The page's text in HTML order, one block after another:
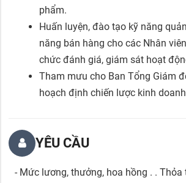
phẩm.
Huấn luyện, đào tạo kỹ năng
năng bán hàng cho các Nhân
chức đánh giá, giám sát hoạt
Tham mưu cho Ban Tổng Giám
hoạch định chiến lược kinh
YÊU CẦU
- Mức lương, thưởng, hoa hồng . . Thỏa